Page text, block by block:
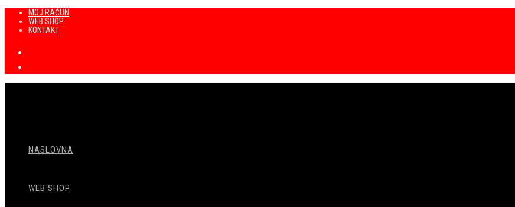
Preskoči
sadržaj
MOJ RAČUN
WEB SHOP
KONTAKT
NASLOVNA
WEB SHOP